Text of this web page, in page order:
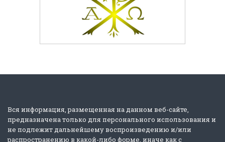
Вся информация, размещенная на данном веб-сайте,
предназначена только для персонального использования и
не подлежит дальнейшему воспроизведению и/или
распространению в какой-либо форме, иначе как с